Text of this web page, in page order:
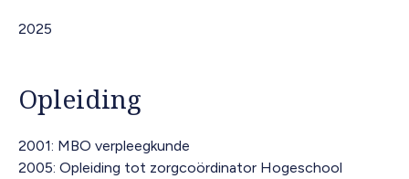
2025
Opleiding
2001: MBO verpleegkunde
2005: Opleiding tot zorgcoördinator Hogeschool